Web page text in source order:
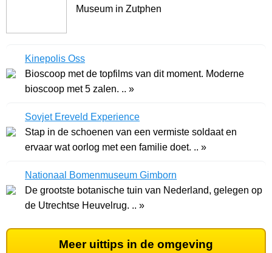
Museum in Zutphen
Kinepolis Oss
Bioscoop met de topfilms van dit moment. Moderne
bioscoop met 5 zalen. .. »
Sovjet Ereveld Experience
Stap in de schoenen van een vermiste soldaat en
ervaar wat oorlog met een familie doet. .. »
Nationaal Bomenmuseum Gimborn
De grootste botanische tuin van Nederland, gelegen op
de Utrechtse Heuvelrug. .. »
Meer uittips in de omgeving